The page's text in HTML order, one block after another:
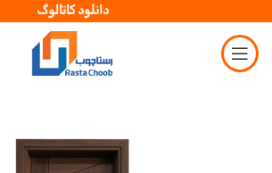
دانلود کاتالوگ